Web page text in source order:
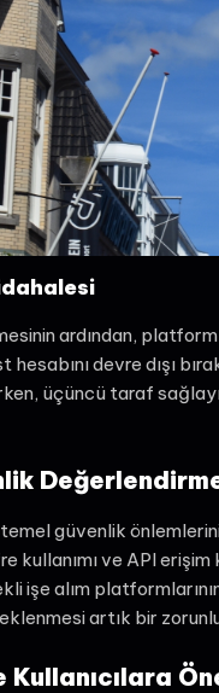
ardından,
devre dışı
üçüncü taraf
güvenlik
kullanımı ve API
işe alım
artık bir